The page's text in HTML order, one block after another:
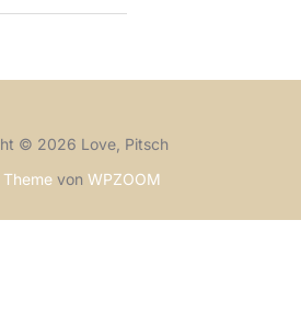
© 2026 Love, Pitsch
von WPZOOM